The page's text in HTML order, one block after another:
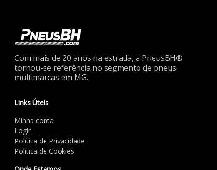
Com mais de 20 anos na estrada, a PneusBH®
tornou-se referência no segmento de pneus
multimarcas em MG.
Links Úteis
Minha conta
Login
Política de Privacidade
Política de Cookies